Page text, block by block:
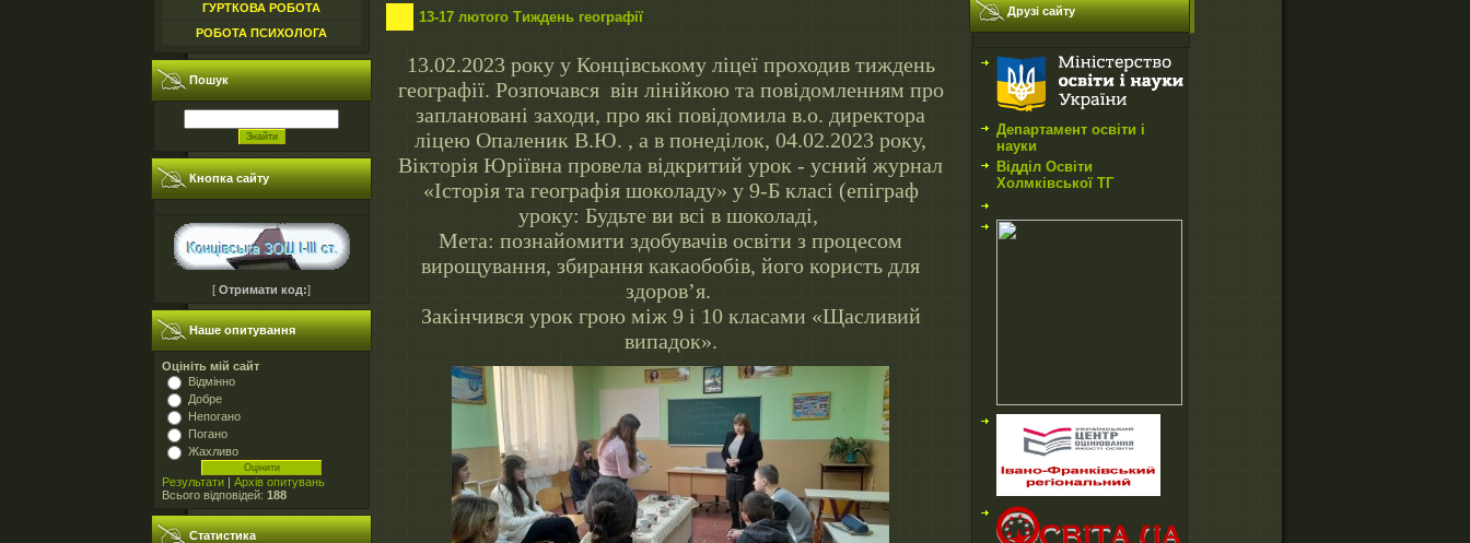
ГУРТКОВА РОБОТА
РОБОТА ПСИХОЛОГА
Пошук
Кнопка сайту
[ Отримати код:]
Наше опитування
Оцініть мій сайт
Відмінно
Добре
Непогано
Погано
Жахливо
Результати | Архів опитувань
Всього відповідей: 188
Статистика
13-17 лютого Тиждень географії
13.02.2023 року у Концівському ліцеї проходив тиждень
географії. Розпочався він лінійкою та повідомленням про
заплановані заходи, про які повідомила в.о. директора
ліцею Опаленик В.Ю. , а в понеділок, 04.02.2023 року,
Вікторія Юріївна провела відкритий урок - усний журнал
«Історія та географія шоколаду» у 9-Б класі (епіграф
уроку: Будьте ви всі в шоколаді,
Мета: познайомити здобувачів освіти з процесом
вирощування, збирання какаобобів, його користь для
здоров’я.
Закінчився урок грою між 9 і 10 класами «Щасливий
випадок».
Друзі сайту
Департамент освіти і
науки
Відділ Освіти
Холмківської ТГ